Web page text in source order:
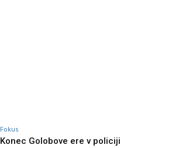
Fokus
Konec Golobove ere v policiji